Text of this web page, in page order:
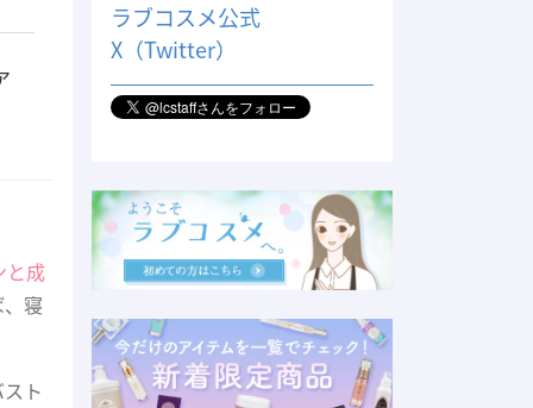
と成
寝
ト
ラブコスメ公式
X（Twitter）